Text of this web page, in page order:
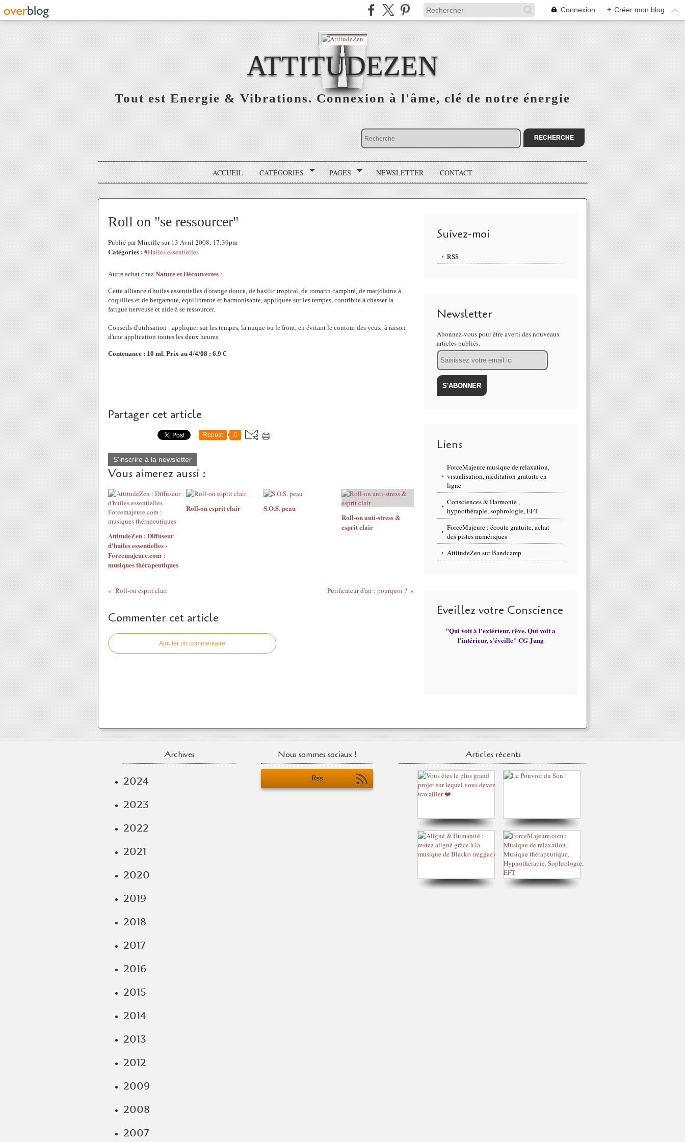
Connexion + Créer mon blog
ATTITUDEZEN
Tout est Energie & Vibrations. Connexion à l'âme, clé de notre énergie
ACCUEIL CATÉGORIES PAGES NEWSLETTER CONTACT
Roll on "se ressourcer"
Publié par Mireille sur 13 Avril 2008, 17:39pm
Catégories : #Huiles essentielles
Autre achat chez Nature et Découvertes :
Cette alliance d'huiles essentielles d'orange douce, de basilic tropical, de romarin camphré, de marjolaine à
coquilles et de bergamote, équilibrante et harmonisante, appliquée sur les tempes, contribue à chasser la
fatigue nerveuse et aide à se ressourcer.
Conseils d'utilisation : appliquer sur les tempes, la nuque ou le front, en évitant le contour des yeux, à raison
d'une application toutes les deux heures.
Contenance : 10 ml. Prix au 4/4/08 : 6.9 €
Partager cet article
Repost 0
S'inscrire à la newsletter
Vous aimerez aussi :
AttitudeZen : Diffuseur
d'huiles essentielles -
Forcemajeure.com :
musiques thérapeutiques
Roll-on esprit clair
S.O.S. peau
Roll-on anti-stress &
esprit clair
Roll-on esprit clair Purificateur d'air : pourquoi ?
Commenter cet article
Ajouter un commentaire
Suivez-moi
RSS
Newsletter
Abonnez-vous pour être averti des nouveaux
articles publiés.
Email
Liens
ForceMajeure musique de relaxation,
visualisation, méditation gratuite en
ligne
Consciences & Harmonie ,
hypnothérapie, sophrologie, EFT
ForceMajeure : écoute gratuite, achat
des pistes numériques
AttitudeZen sur Bandcamp
Eveillez votre Conscience
"Qui voit à l'extérieur, rêve. Qui voit a
l'intérieur, s'éveille" CG Jung
Archives
2024
2023
2022
2021
2020
2019
2018
2017
2016
2015
2014
2013
2012
2009
2008
2007
Nous sommes sociaux !
Rss
Articles récents